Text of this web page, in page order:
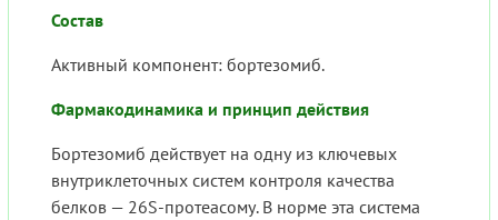
Состав
Активный компонент: бортезомиб.
Фармакодинамика и принцип действия
Бортезомиб действует на одну из ключевых
внутриклеточных систем контроля качества
белков — 26S-протеасому. В норме эта система